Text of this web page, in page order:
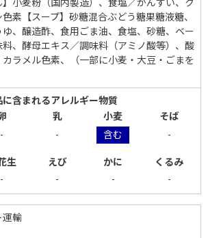
】小麦粉（国内製造）、食塩／かんすい、ク
色素【スープ】砂糖混合ぶどう糖果糖液糖、
ゆ、醸造酢、食用ごま油、食塩、砂糖、ベー
料、酵母エキス／調味料（アミノ酸等）、酸
カラメル色素、（一部に小麦・大豆・ごまを
に含まれるアレルギー物質
乳 小麦
そば
-
- 含む -
生 えび かに
くるみ
-
- - -
運輸